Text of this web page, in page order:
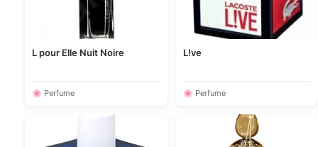
L pour Elle Nuit Noire
🌸 Perfume
L!ve
🌸 Perfume